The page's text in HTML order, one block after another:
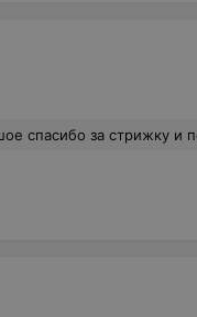
я в восторге ,я рекомендую ее она профи своего дела!одним словом я